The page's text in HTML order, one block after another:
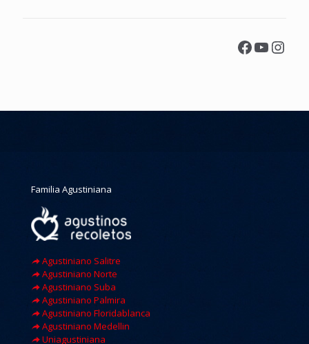
Facebook
Familia Agustiniana
Agustiniano Salitre
Agustiniano Norte
Agustiniano Suba
Agustiniano Palmira
Agustiniano Floridablanca
Agustiniano Medellin
Uniagustiniana